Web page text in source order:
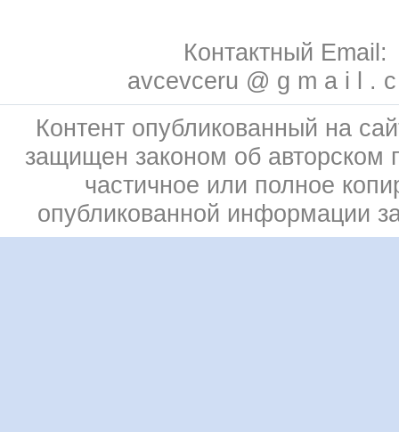
Контактный Email:
avcevceru @ g m a i l .
Контент опубликованный на
защищен законом об авторском
частичное или полное
опубликованной информации